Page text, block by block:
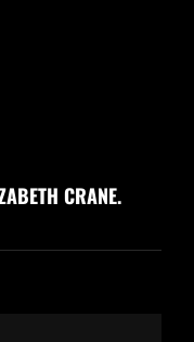
CRANE.